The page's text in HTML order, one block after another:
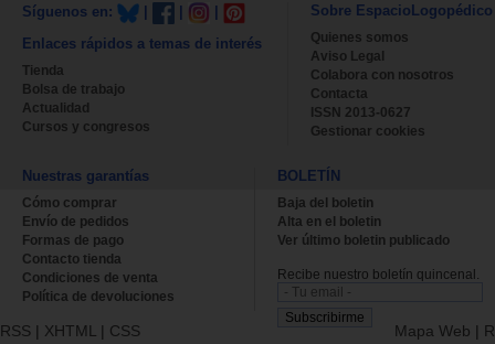
Síguenos en:
Enlaces rápidos a temas de interés
Tienda
Bolsa de trabajo
Actualidad
Cursos y congresos
Sobre EspacioLogopédico
Quienes somos
Aviso Legal
Colabora con nosotros
Contacta
ISSN 2013-0627
Gestionar cookies
Nuestras garantías
Cómo comprar
Envío de pedidos
Formas de pago
Contacto tienda
Condiciones de venta
Política de devoluciones
BOLETÍN
Baja del boletin
Alta en el boletin
Ver último boletin publicado
Recibe nuestro boletín quincenal.
RSS | XHTML | CSS Mapa Web |